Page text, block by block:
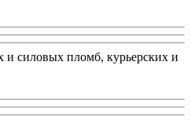
и силовых пломб, курьерских и